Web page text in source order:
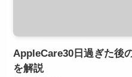
AppleCare30日過ぎた後
を解説